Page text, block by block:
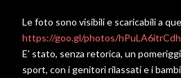
Le foto sono visibili e scaricabili a
https://goo.gl/photos/
E' stato, senza retorica, un
sport, con i genitori rilassati e i